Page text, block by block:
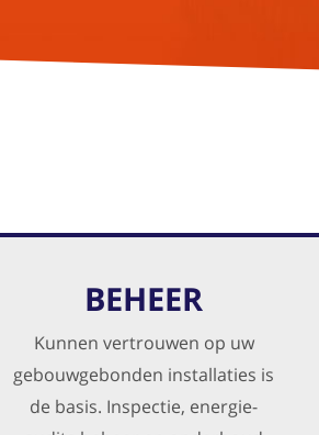
BEHEER
Kunnen vertrouwen op uw
gebouwgebonden installaties is
de basis. Inspectie, energie-